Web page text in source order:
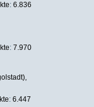
6.836
7.970
6.447